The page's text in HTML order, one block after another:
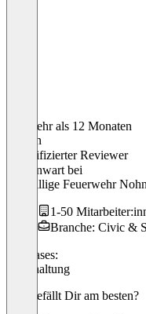
Vor mehr als 12 Monaten
Florian
Verifizierter Reviewer
Kassenwart bei
Freiwillige Feuerwehr Nohn
1-50
Branche: Civic &
Use cases:
Buchhaltung
Was gefällt Dir am besten?